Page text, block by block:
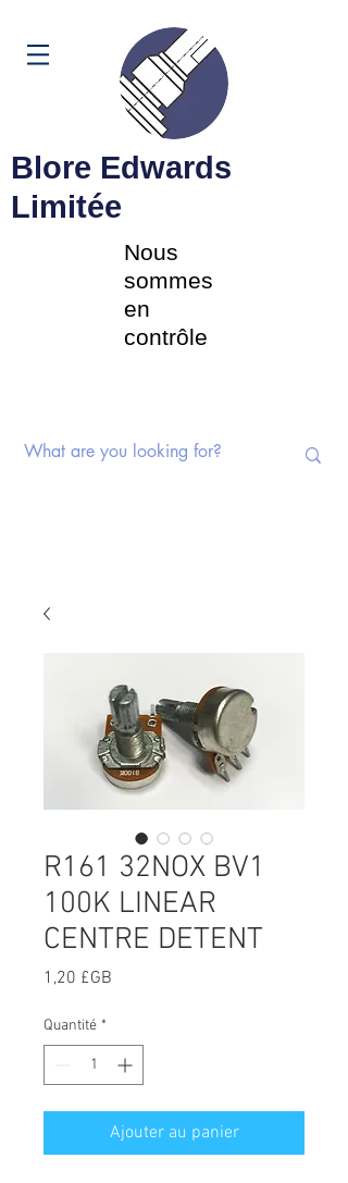
Blore Edwards
Limitée
Nous
sommes
en
contrôle
R161 32NOX BV1
100K LINEAR
CENTRE DETENT
1,20 £GB
Quantité *
Ajouter au panier